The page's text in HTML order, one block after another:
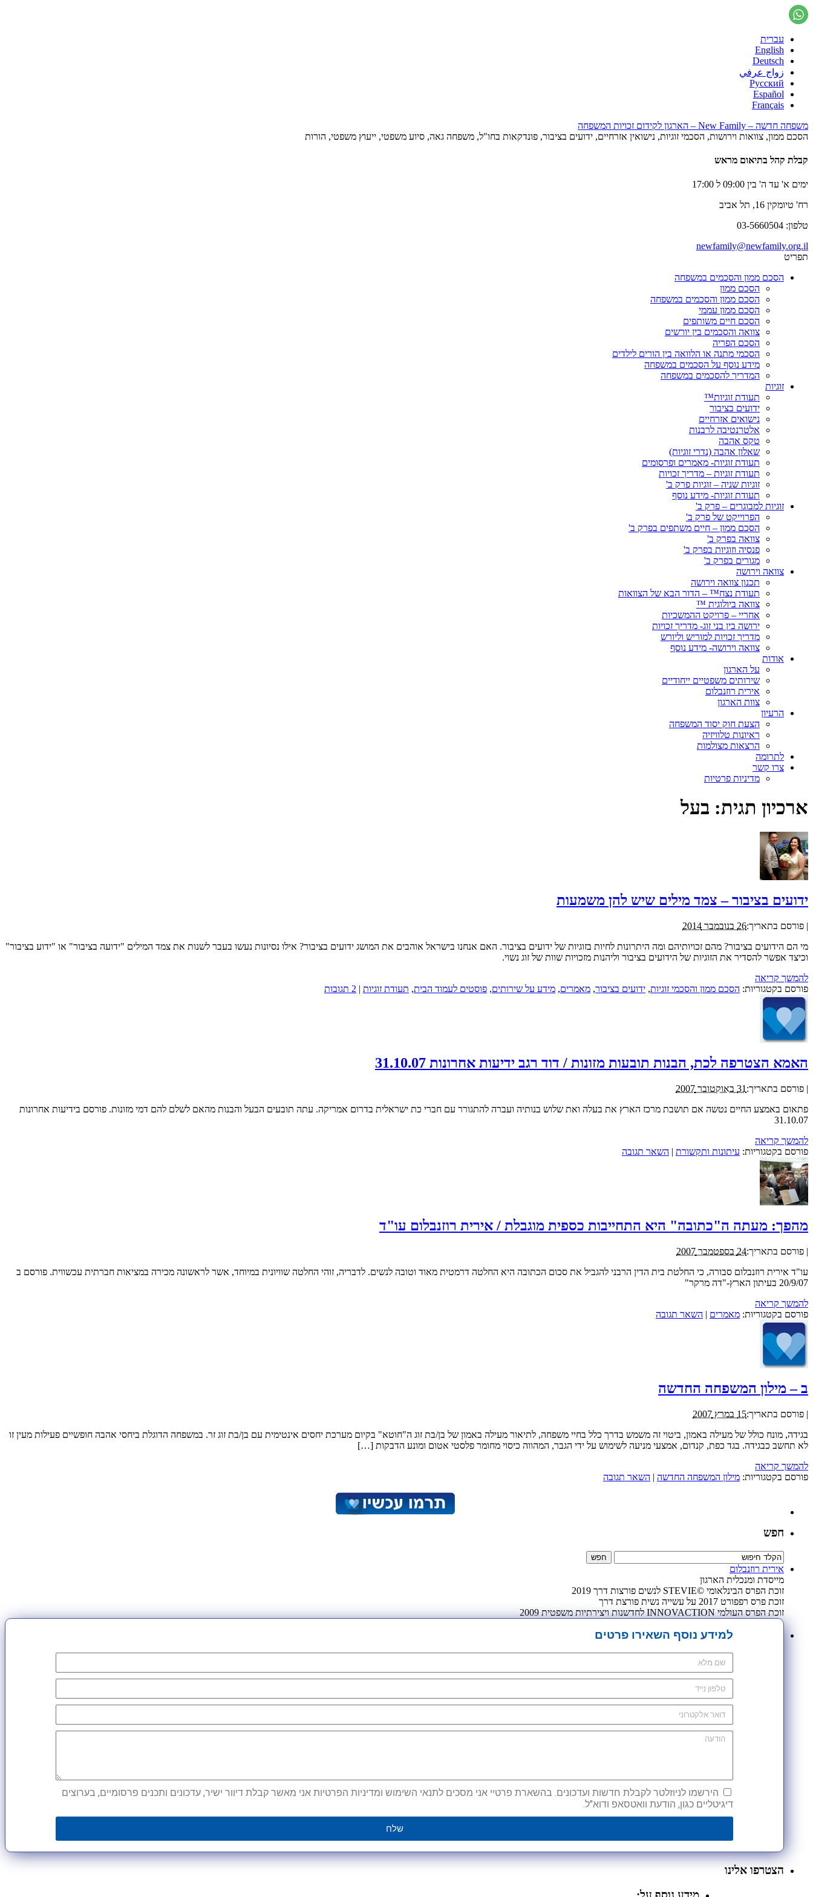
עברית
English
Deutsch
زواج عرفي
Русский
Español
Français
משפחה חדשה – New Family – הארגון לקידום זכויות המשפחה
הסכם ממון, צוואות וירושות, הסכמי זוגיות, נישואין אזרחיים, ידועים בציבור, פונדקאות בחו"ל, משפחה גאה, סיוע משפטי, ייעוץ משפטי, הורות
קבלת קהל בתיאום מראש
ימים א' עד ה' בין 09:00 ל 17:00
רח' טיומקין 16, תל אביב
טלפון: 03-5660504
newfamily@newfamily.org.il
תפריט
הסכם ממון והסכמים במשפחה
הסכם ממון
הסכם ממון והסכמים במשפחה
הסכם ממון עממי
הסכם חיים משותפים
צוואה והסכמים בין יורשים
הסכם הפריה
הסכמי מתנה או הלוואה בין הורים לילדים
מידע נוסף על הסכמים במשפחה
המדריך להסכמים במשפחה
זוגיות
תעודת זוגיות™
ידועים בציבור
נישואים אזרחיים
אלטרנטיבה לרבנות
טקס אהבה
שאלון אהבה (נדרי זוגיות)
תעודת זוגיות- מאמרים ופרסומים
תעודת זוגיות – מדריך זכויות
זוגיות שניה – זוגיות פרק ב'
תעודת זוגיות- מידע נוסף
זוגיות למבוגרים – פרק ב'
הפרוייקט של פרק ב'
הסכם ממון – חיים משתפים בפרק ב'
צוואה בפרק ב'
פנסיה וזוגיות בפרק ב'
מגורים בפרק ב'
צוואה וירושה
תכנון צוואה וירושה
תעודת נצח™ – הדור הבא של הצוואות
צוואה ביולוגית ™
אחריי – פרויקט ההמשכיות
ירושה בין בני זוג- מדריך זכויות
מדריך זכויות למוריש וליורש
צוואה וירושה- מידע נוסף
אודות
על הארגון
שירותים משפטיים ייחודיים
אירית רוזנבלום
צוות הארגון
הרעיון
הצעת חוק יסוד המשפחה
ראיונות טלוויזיה
הרצאות מצולמות
לתרומה
צרו קשר
מדיניות פרטיות
ארכיון תגית: בעל
ידועים בציבור – צמד מילים שיש להן משמעות
| פורסם בתאריך:26 בנובמבר 2014
מי הם הידועים בציבור? מהם זכויותיהם ומה היתרונות לחיות בזוגיות של ידועים בציבור. האם אנחנו בישראל אוהבים את המושג ידועים בציבור? אילו נסיונות נעשו בעבר לשנות את צמד המילים "ידועה בציבור" או "ידוע בציבור"
וכיצד אפשר להסדיר את הזוגיות של הידועים בציבור וליהנות מזכויות שוות של זוג נשוי.
להמשך קריאה
פורסם בקטגוריות: הסכם ממון והסכמי זוגיות, ידועים בציבור, מאמרים, מידע על שירותים, פוסטים לעמוד הבית, תעודת זוגיות | 2 תגובות
האמא הצטרפה לכת, הבנות תובעות מזונות / דוד רגב ידיעות אחרונות 31.10.07
| פורסם בתאריך: 31 באוקטובר 2007
פתאום באמצע החיים נטשה אם תושבת מרכז הארץ את בעלה ואת שלוש בנותיה ועברה להתגורר עם חברי כת ישראלית בדרום אמריקה. עתה תובעים הבעל והבנות מהאם לשלם להם דמי מזונות. פורסם בידיעות אחרונות
31.10.07
להמשך קריאה
פורסם בקטגוריות: עיתונות ותקשורת | השאר תגובה
מהפך: מעתה ה"כתובה" היא התחייבות כספית מוגבלת / אירית רוזנבלום עו"ד
| פורסם בתאריך:24 בספטמבר 2007
עו"ד אירית רוזנבלום סבורה, כי החלטת בית הדין הרבני להגביל את סכום הכתובה היא החלטה דרמטית מאוד וטובה לנשים. לדבריה, זוהי החלטה שוויונית במיוחד, אשר לראשונה מכירה במציאות חברתית עכשווית. פורסם ב
20/9/07 בעיתון הארץ-"דה מרקר"
להמשך קריאה
פורסם בקטגוריות: מאמרים | השאר תגובה
ב – מילון המשפחה החדשה
| פורסם בתאריך:15 במרץ 2007
בגידה, מונח כולל של מעילה באמון, ביטוי זה משמש בדרך כלל בחיי משפחה, לתיאור מעילה באמון של בן/בת זוג ה"חוטא" בקיום מערכת יחסים אינטימית עם בן/בת זוג זר. במשפחה הדוגלת ביחסי אהבה חופשיים פעילות מעין זו
לא תחשב כבגידה. בגד כפת, קנדום, אמצעי מניעה לשימוש על ידי הגבר, המהווה כיסוי מחומר פלסטי אטום ומונע הדבקות […]
להמשך קריאה
פורסם בקטגוריות: מילון המשפחה החדשה | השאר תגובה
חפש
אירית רוזנבלום
מייסדת ומנכלית הארגון
זוכת הפרס הבינלאומי ©STEVIE לנשים פורצות דרך 2019
זוכת פרס רפפורט 2017 על עשייה נשית פורצת דרך
זוכת הפרס העולמי INNOVACTION לחדשנות ויצירתיות משפטית 2009
למידע נוסף השאירו פרטים
הירשמו לניוזלטר לקבלת חדשות ועדכונים. בהשארת פרטיי אני מסכים לתנאי השימוש ומדיניות הפרטיות אני מאשר קבלת דיוור ישיר, עדכונים ותכנים פרסומיים, בערוצים
דיגיטליים כגון, הודעת וואטסאפ ודוא"ל.
שלח
הצטרפו אלינו